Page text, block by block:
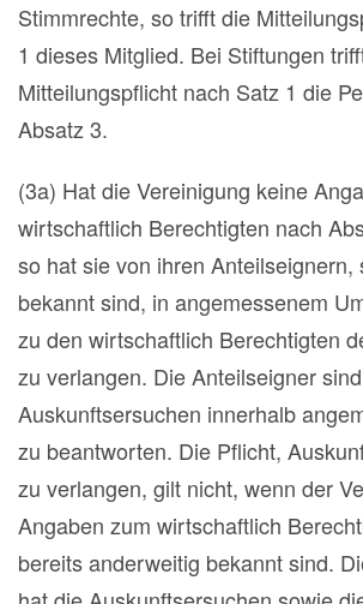
Stimmrechte, so trifft die
1 dieses Mitglied. Bei Stiftungen
Mitteilungspflicht nach Satz 1 die
Absatz 3.
(3a) Hat die Vereinigung keine
wirtschaftlich Berechtigten nach
so hat sie von ihren Anteilseignern,
bekannt sind, in angemessenem
zu den wirtschaftlich Berechtigten
zu verlangen. Die Anteilseigner
Auskunftsersuchen innerhalb
zu beantworten. Die Pflicht,
zu verlangen, gilt nicht, wenn der
Angaben zum wirtschaftlich
bereits anderweitig bekannt sind.